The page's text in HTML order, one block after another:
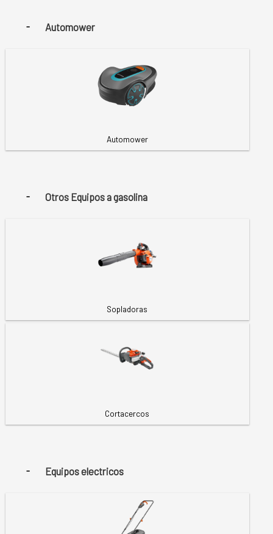
Automower
Automower
Otros Equipos a gasolina
Sopladoras
Cortacercos
Equipos electricos